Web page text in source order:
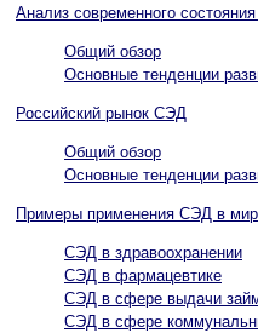
Анализ современного
Общий обзор
Основные тенденции
Российский рынок СЭД
Общий обзор
Основные тенденции
Примеры применения CЭД в
СЭД в здравоохранении
СЭД в фармацевтике
CЭД в сфере выдачи
СЭД в сфере